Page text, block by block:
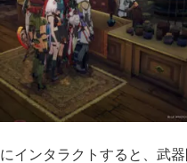
インタラクトすると、武